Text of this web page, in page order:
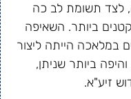
לצד תשומת לב כה
ביותר. השאיפה
במלאכה הייתה ליצור
ביותר שניתן,
זיע"א.